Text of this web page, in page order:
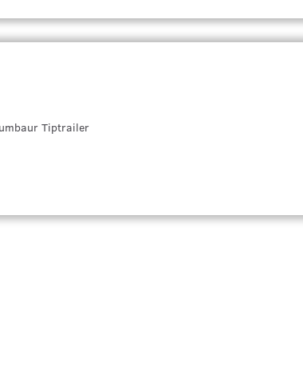
Tiptrailer